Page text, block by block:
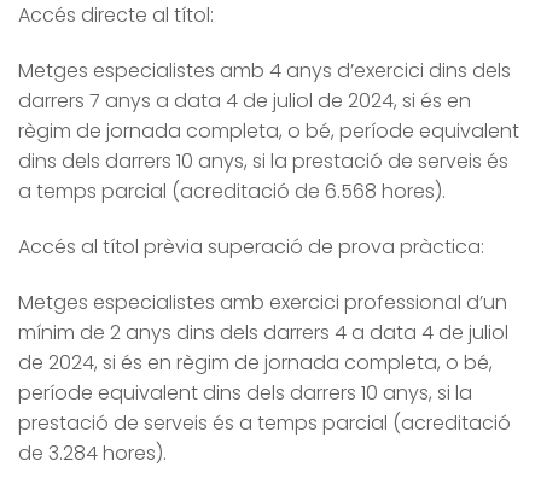
Accés directe al títol:
Metges especialistes amb 4 anys d’exercici dins dels
darrers 7 anys a data 4 de juliol de 2024, si és en
règim de jornada completa, o bé, període equivalent
dins dels darrers 10 anys, si la prestació de serveis és
a temps parcial (acreditació de 6.568 hores).
Accés al títol prèvia superació de prova pràctica:
Metges especialistes amb exercici professional d’un
mínim de 2 anys dins dels darrers 4 a data 4 de juliol
de 2024, si és en règim de jornada completa, o bé,
període equivalent dins dels darrers 10 anys, si la
prestació de serveis és a temps parcial (acreditació
de 3.284 hores).